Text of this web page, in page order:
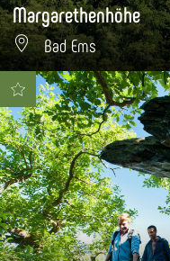
Margarethenhöhe
Bad Ems